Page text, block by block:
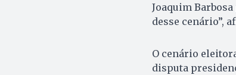
Joaquim
desse cenário”,
O cenário
disputa